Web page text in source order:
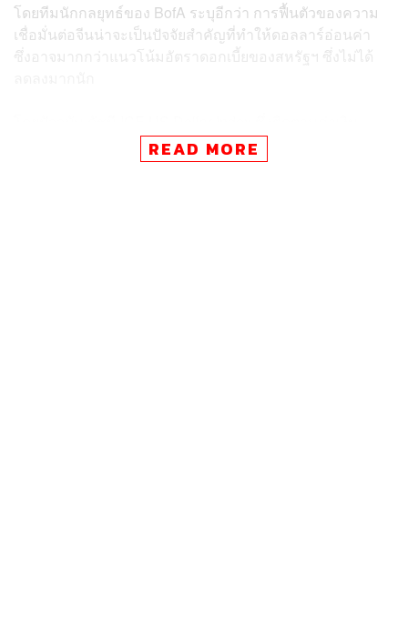
โดยทีมนักกลยุทธ์ของ BofA ระบุอีกว่า การฟื้นตัวของความ
เชื่อมั่นต่อจีนน่าจะเป็นปัจจัยสำคัญที่ทำให้ดอลลาร์อ่อนค่า
ซึ่งอาจมากกว่าแนวโน้มอัตราดอกเบี้ยของสหรัฐฯ ซึ่งไม่ได้
ดอลลาร์เมื่อเทียบกับสกุลเงินอื่นๆ ทั่วโลก 6 สกุล ลดลง
ประมาณ 10% แล้ว นับตั้งแต่แตะระดับสูงสุดในรอบ 2
READ MORE